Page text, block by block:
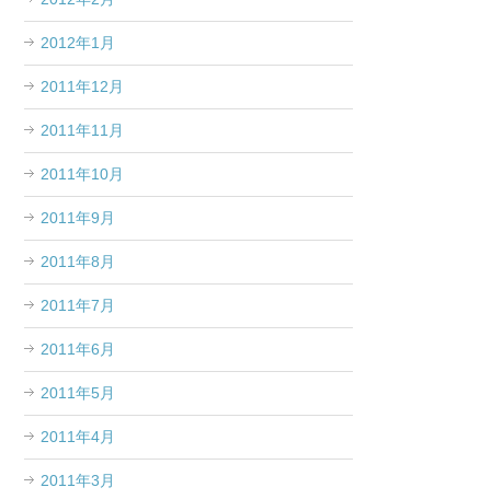
2012年1月
2011年12月
2011年11月
2011年10月
2011年9月
2011年8月
2011年7月
2011年6月
2011年5月
2011年4月
2011年3月